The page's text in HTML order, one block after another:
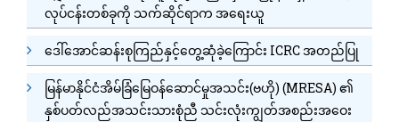
လုပ်ငန်းတစ်ခုကို သက်ဆိုင်ရာက အရေးယူ
ဒေါ်အောင်ဆန်းစုကြည်နှင့်တွေ့ဆုံခဲ့ကြောင်း ICRC အတည်ပြု
မြန်မာနိုင်ငံအိမ်ခြံမြေဝန်ဆောင်မှုအသင်း(ဗဟို) (MRESA) ၏
နှစ်ပတ်လည်အသင်းသားစုံညီ သင်းလုံးကျွတ်အစည်းအဝေး